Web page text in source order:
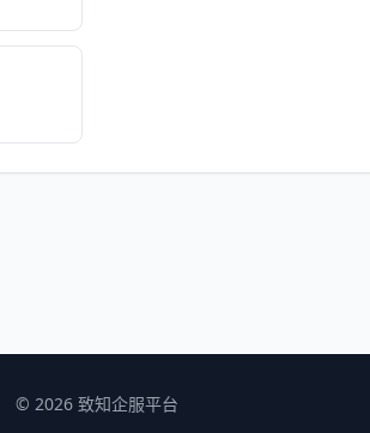
© 2026 致知企服平台